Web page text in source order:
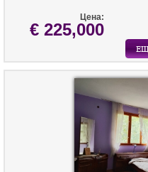
Цена:
€ 225,000